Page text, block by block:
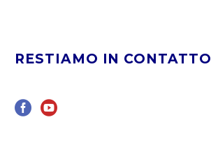
RESTIAMO IN CONTATTO